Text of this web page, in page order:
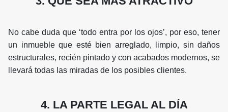
No cabe duda que ‘todo entra por los ojos’, por eso, tener
un inmueble que esté bien arreglado, limpio, sin daños
estructurales, recién pintado y con acabados modernos, se
llevará todas las miradas de los posibles clientes.
4. LA PARTE LEGAL AL DÍA